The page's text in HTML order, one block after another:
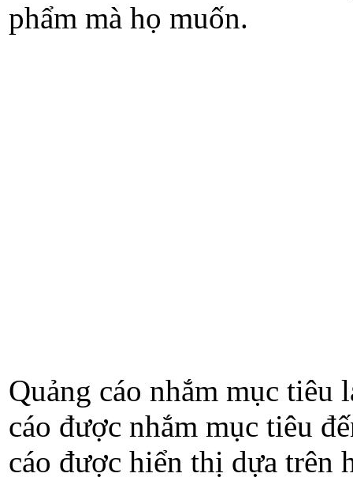
phẩm mà họ muốn.
Quảng cáo nhắm mục tiêu
cáo được nhắm mục tiêu
cáo được hiển thị dựa trên